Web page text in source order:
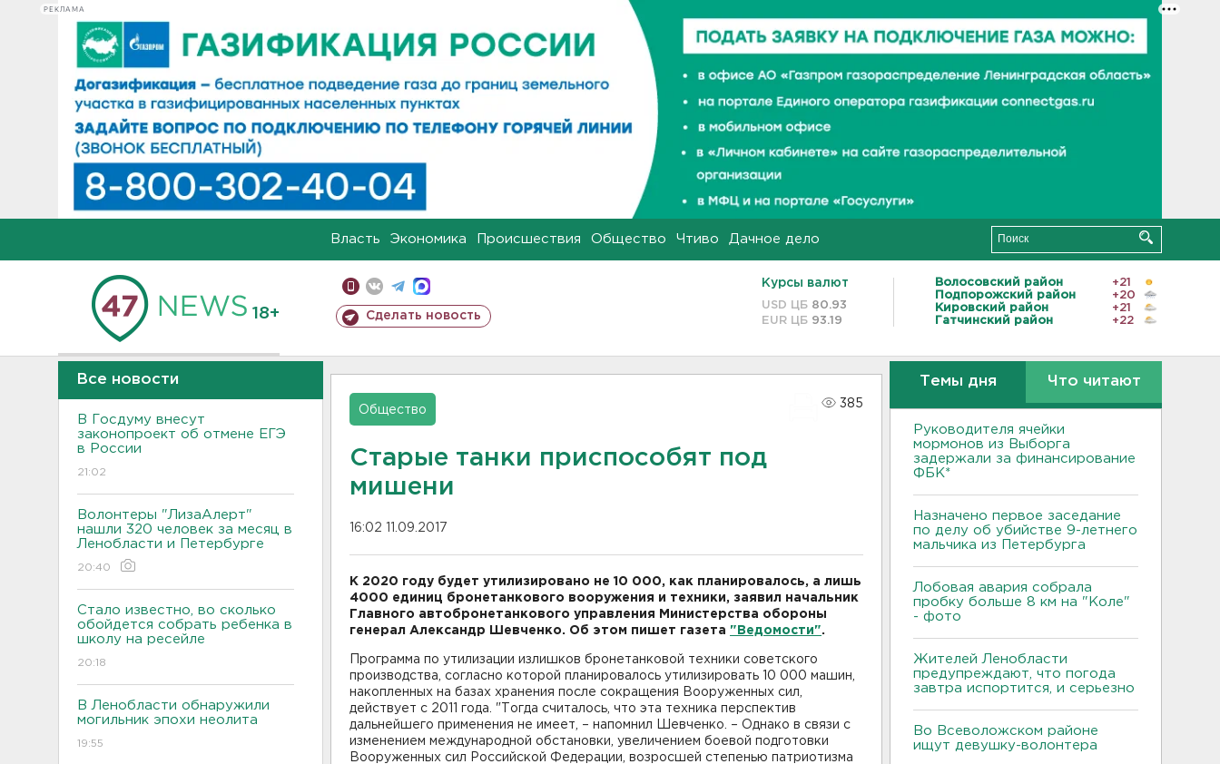
РЕКЛАМА
Власть Экономика Происшествия Общество Чтиво Дачное дело
18+ Сделать новость
Курсы валют
USD ЦБ 80.93
EUR ЦБ 93.19
Волосовский район
+21
Подпорожский район
+20
Кировский район
+21
Гатчинский район
+22
Все новости
В Госдуму внесут
законопроект об отмене ЕГЭ
в России
21:02
Волонтеры "ЛизаАлерт"
нашли 320 человек за месяц в
Ленобласти и Петербурге
20:40
Стало известно, во сколько
обойдется собрать ребенка в
школу на ресейле
20:18
В Ленобласти обнаружили
могильник эпохи неолита
19:55
Общество
385
Старые танки приспособят под
мишени
16:02 11.09.2017
К 2020 году будет утилизировано не 10 000, как планировалось, а лишь
4000 единиц бронетанкового вооружения и техники, заявил начальник
Главного автобронетанкового управления Министерства обороны
генерал Александр Шевченко. Об этом пишет газета "Ведомости".
Программа по утилизации излишков бронетанковой техники советского
производства, согласно которой планировалось утилизировать 10 000 машин,
накопленных на базах хранения после сокращения Вооруженных сил,
действует с 2011 года. "Тогда считалось, что эта техника перспектив
дальнейшего применения не имеет, – напомнил Шевченко. – Однако в связи с
изменением международной обстановки, увеличением боевой подготовки
Вооруженных сил Российской Федерации, возросшей степенью патриотизма
Темы дня Что читают
Руководителя ячейки
мормонов из Выборга
задержали за финансирование
ФБК*
Назначено первое заседание
по делу об убийстве 9-летнего
мальчика из Петербурга
Лобовая авария собрала
пробку больше 8 км на "Коле"
- фото
Жителей Ленобласти
предупреждают, что погода
завтра испортится, и серьезно
Во Всеволожском районе
ищут девушку-волонтера